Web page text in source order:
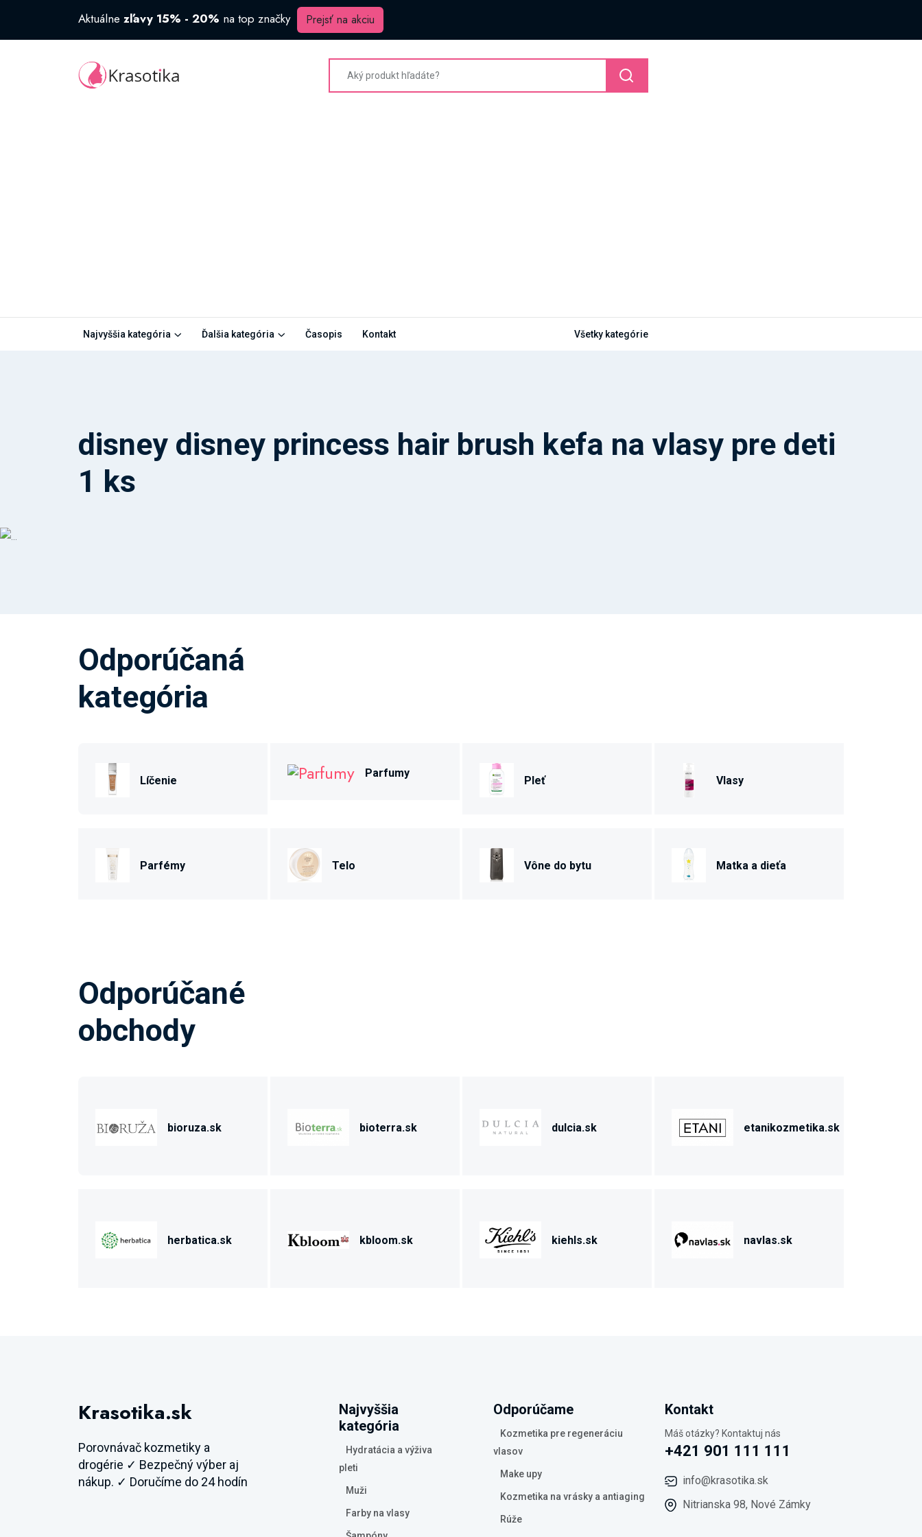
Aktuálne zľavy 15% - 20% na top značky Prejsť na akciu
Najvyššia kategória Ďalšia kategória Časopis Kontakt Všetky kategórie
disney disney princess hair brush kefa na vlasy pre deti
1 ks
Odporúčaná
kategória
Líčenie
Parfumy
Pleť Vlasy
Parfémy Telo Vône do bytu Matka a dieťa
Odporúčané
obchody
bioruza.sk bioterra.sk dulcia.sk etanikozmetika.sk
herbatica.sk kbloom.sk kiehls.sk navlas.sk
Krasotika.sk
Porovnávač kozmetiky a
drogérie ✓ Bezpečný výber aj
nákup. ✓ Doručíme do 24 hodín
Najvyššia
kategória
Hydratácia a výživa
pleti
Muži
Farby na vlasy
Odporúčame
Kozmetika pre regeneráciu
vlasov
Make upy
Kozmetika na vrásky a antiaging
Rúže
Kontakt
Máš otázky? Kontaktuj nás
+421 901 111 111
info@krasotika.sk
Nitrianska 98, Nové Zámky